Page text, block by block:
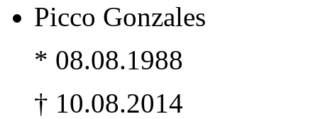
Picco Gonzales
* 08.08.1988
† 10.08.2014